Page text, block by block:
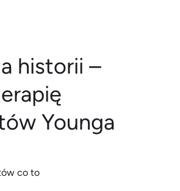
historii –
Younga